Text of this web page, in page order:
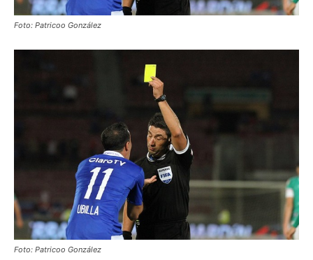
Foto: Patricoo González
Foto: Patricoo González